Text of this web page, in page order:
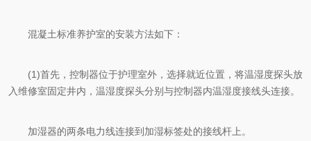
混凝土标准养护室的安装方法如下：
(1)首先，控制器位于护理室外，选择就近位置，将温湿度探头放
入维修室固定井内，温湿度探头分别与控制器内温湿度接线头连接。
加湿器的两条电力线连接到加湿标签处的接线杆上。